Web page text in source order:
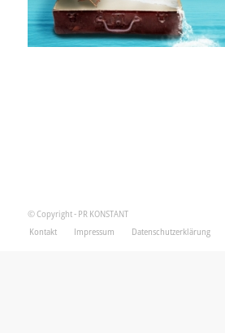
© Copyright - PR KONSTANT
Kontakt
Impressum Datenschutzerklärung